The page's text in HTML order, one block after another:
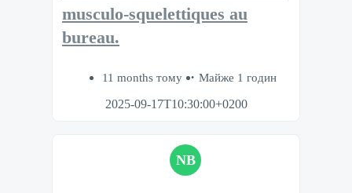
musculo-squelettiques au
bureau.​
11 months тому
Майже 1 годин
2025-09-17T10:30:00+0200
NB